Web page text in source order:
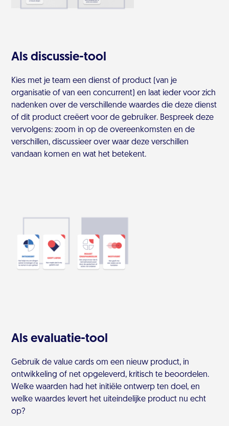
Als discussie-tool
Kies met je team een dienst of product (van je
organisatie of van een concurrent) en laat ieder voor zich
nadenken over de verschillende waardes die deze dienst
of dit product creëert voor de gebruiker. Bespreek deze
vervolgens: zoom in op de overeenkomsten en de
verschillen, discussieer over waar deze verschillen
vandaan komen en wat het betekent.
Als evaluatie-tool
Gebruik de value cards om een nieuw product, in
ontwikkeling of net opgeleverd, kritisch te beoordelen.
Welke waarden had het initiële ontwerp ten doel, en
welke waardes levert het uiteindelijke product nu echt
op?